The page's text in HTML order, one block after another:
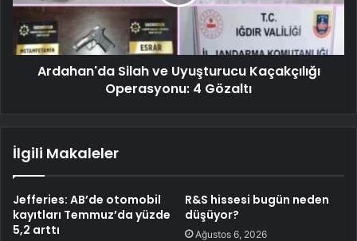
Ardahan'da Silah ve Uyuşturucu Kaçakçılığı
Operasyonu: 4 Gözaltı
İlgili Makaleler
Jefferies: AB’de otomobil
kayıtları Temmuz’da yüzde
5,2 arttı
R&S hissesi bugün neden
düşüyor?
Ağustos 6, 2026